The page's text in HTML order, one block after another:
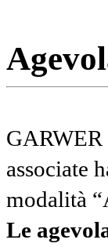
GARWER
associate
modalità
Le